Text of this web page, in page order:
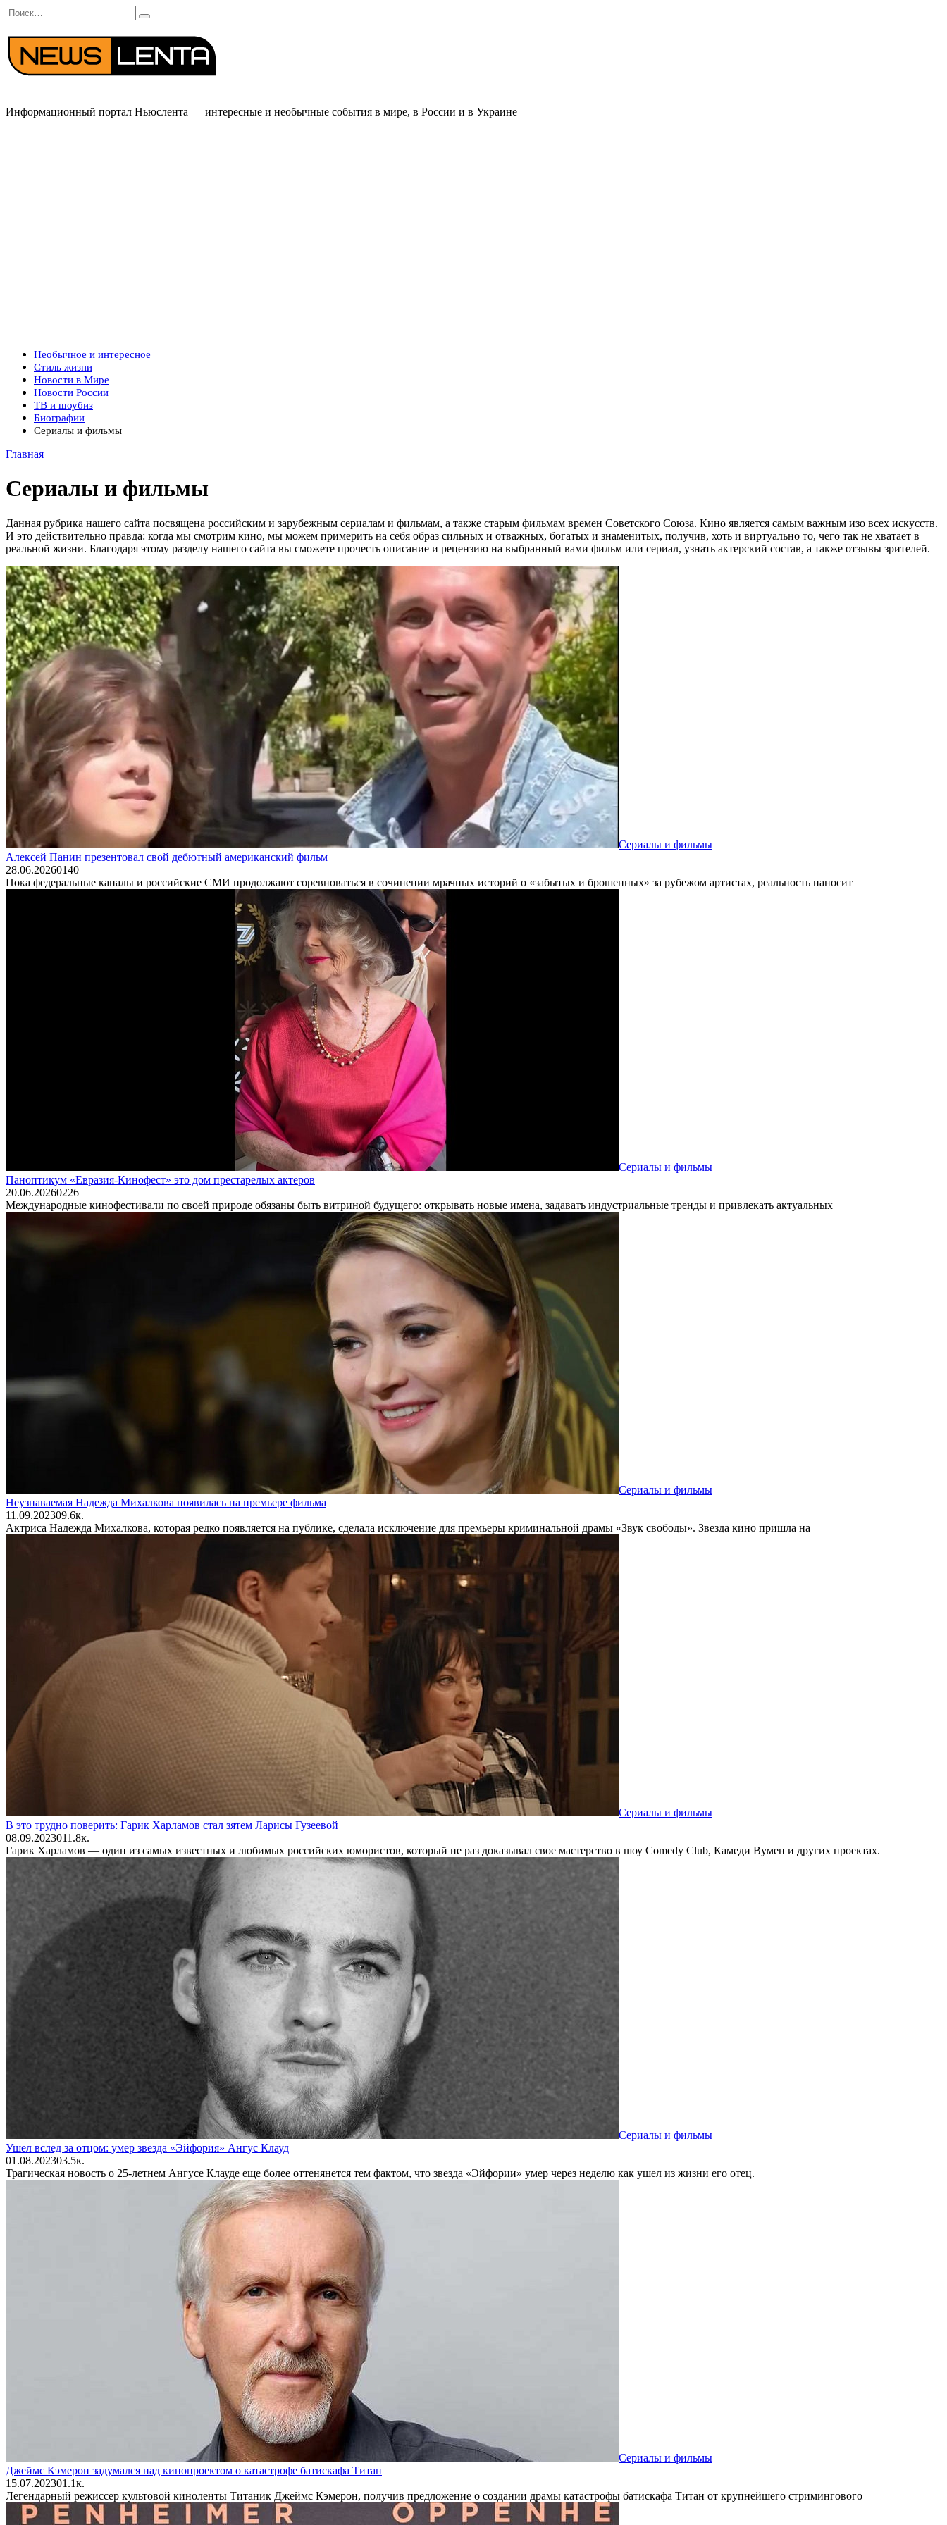
Перейти
к
содержанию
Search
for:
Информационный портал Ньюслента — интересные и необычные события в мире, в России и в Украине
Необычное и интересное
Стиль жизни
Новости в Мире
Новости России
ТВ и шоубиз
Биографии
Сериалы и фильмы
Главная
Сериалы и фильмы
Данная рубрика нашего сайта посвящена российским и зарубежным сериалам и фильмам, а также старым фильмам времен Советского Союза. Кино является самым важным изо всех искусств.
И это действительно правда: когда мы смотрим кино, мы можем примерить на себя образ сильных и отважных, богатых и знаменитых, получив, хоть и виртуально то, чего так не хватает в
реальной жизни. Благодаря этому разделу нашего сайта вы сможете прочесть описание и рецензию на выбранный вами фильм или сериал, узнать актерский состав, а также отзывы зрителей.
Сериалы и фильмы
Алексей Панин презентовал свой дебютный американский фильм
28.06.20260140
Пока федеральные каналы и российские СМИ продолжают соревноваться в сочинении мрачных историй о «забытых и брошенных» за рубежом артистах, реальность наносит
Сериалы и фильмы
Паноптикум «Евразия-Кинофест» это дом престарелых актеров
20.06.20260226
Международные кинофестивали по своей природе обязаны быть витриной будущего: открывать новые имена, задавать индустриальные тренды и привлекать актуальных
Сериалы и фильмы
Неузнаваемая Надежда Михалкова появилась на премьере фильма
11.09.202309.6к.
Актриса Надежда Михалкова, которая редко появляется на публике, сделала исключение для премьеры криминальной драмы «Звук свободы». Звезда кино пришла на
Сериалы и фильмы
В это трудно поверить: Гарик Харламов стал зятем Ларисы Гузеевой
08.09.2023011.8к.
Гарик Харламов — один из самых известных и любимых российских юмористов, который не раз доказывал свое мастерство в шоу Comedy Club, Камеди Вумен и других проектах.
Сериалы и фильмы
Ушел вслед за отцом: умер звезда «Эйфория» Ангус Клауд
01.08.202303.5к.
Трагическая новость о 25-летнем Ангусе Клауде еще более оттенянется тем фактом, что звезда «Эйфории» умер через неделю как ушел из жизни его отец.
Сериалы и фильмы
Джеймс Кэмерон задумался над кинопроектом о катастрофе батискафа Титан
15.07.202301.1к.
Легендарный режиссер культовой киноленты Титаник Джеймс Кэмерон, получив предложение о создании драмы катастрофы батискафа Титан от крупнейшего стримингового